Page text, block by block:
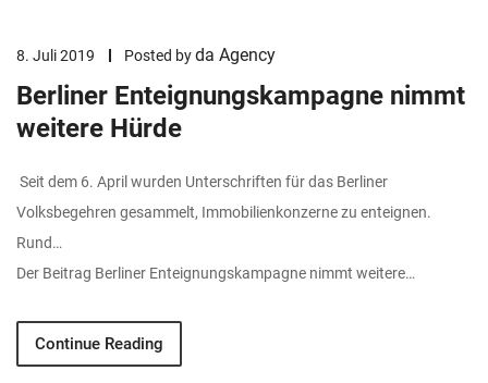
8. Juli 2019 Posted byda Agency
Berliner Enteignungskampagne nimmt
weitere Hürde
Seit dem 6. April wurden Unterschriften für das Berliner
Volksbegehren gesammelt, Immobilienkonzerne zu enteignen.
Rund…
Der Beitrag Berliner Enteignungskampagne nimmt weitere…
Continue Reading